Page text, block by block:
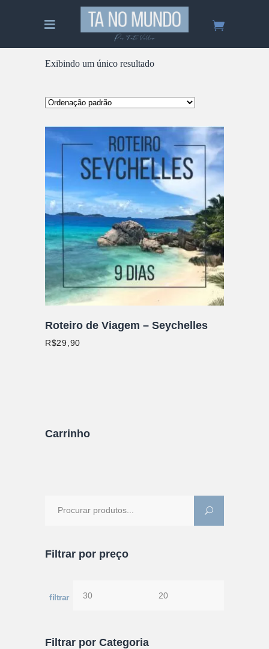
Exibindo um único resultado
ADICIONAR AO CARRINHO
Roteiro de Viagem – Seychelles
R$29,90
Carrinho
Filtrar por preço
filtrar
Filtrar por Categoria